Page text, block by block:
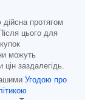
протягом
цього для
можуть
заздалегідь.
Угодою про